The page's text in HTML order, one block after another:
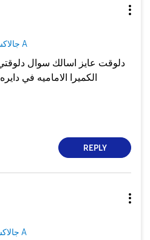
جالاكسى A
دلوقت عايز اسالك سوال
الكميرا الاماميه في
REPLY
جالاكسى A